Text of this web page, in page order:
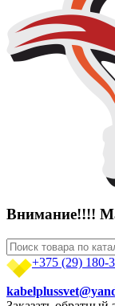
Внимание!!!!
+375 (29) 180-